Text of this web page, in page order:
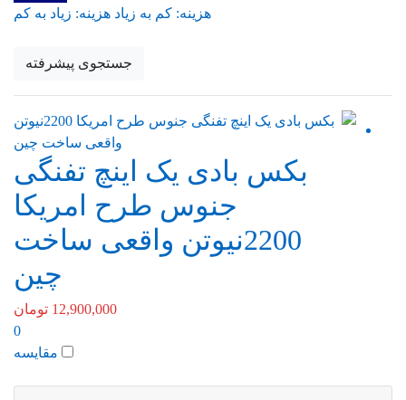
هزینه: کم به زیاد هزینه: زیاد به کم
جستجوی پیشرفته
بکس بادی یک اینچ تفنگی
جنوس طرح امریکا
2200نیوتن واقعی ساخت
چین
12,900,000 تومان
0
مقایسه